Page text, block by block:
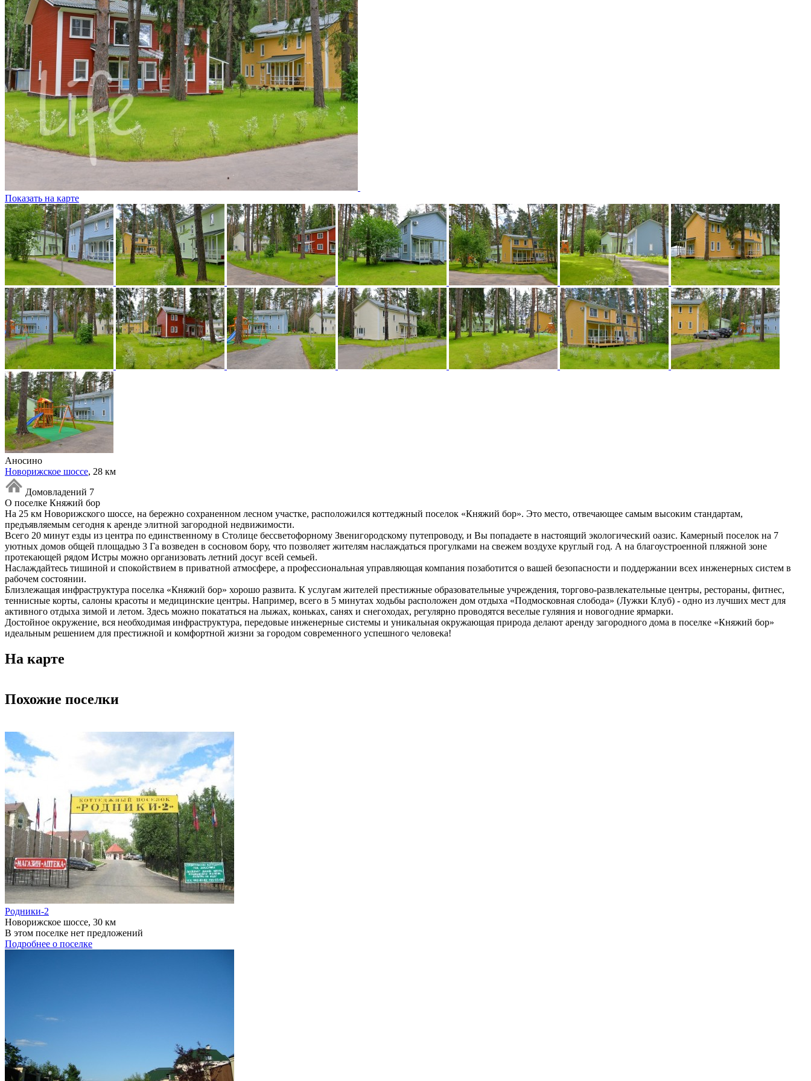
Показать на карте
Аносино
Новорижское шоссе, 28 км
Домовладений 7
О поселке Княжий бор
На 25 км Новорижского шоссе, на бережно сохраненном лесном участке, расположился коттеджный поселок «Княжий бор». Это место, отвечающее самым высоким стандартам,
предъявляемым сегодня к аренде элитной загородной недвижимости.
Всего 20 минут езды из центра по единственному в Столице бессветофорному Звенигородскому путепроводу, и Вы попадаете в настоящий экологический оазис. Камерный поселок на 7
уютных домов общей площадью 3 Га возведен в сосновом бору, что позволяет жителям наслаждаться прогулками на свежем воздухе круглый год. А на благоустроенной пляжной зоне
протекающей рядом Истры можно организовать летний досуг всей семьей.
Наслаждайтесь тишиной и спокойствием в приватной атмосфере, а профессиональная управляющая компания позаботится о вашей безопасности и поддержании всех инженерных систем в
рабочем состоянии.
Близлежащая инфраструктура поселка «Княжий бор» хорошо развита. К услугам жителей престижные образовательные учреждения, торгово-развлекательные центры, рестораны, фитнес,
теннисные корты, салоны красоты и медицинские центры. Например, всего в 5 минутах ходьбы расположен дом отдыха «Подмосковная слобода» (Лужки Клуб) - одно из лучших мест для
активного отдыха зимой и летом. Здесь можно покататься на лыжах, коньках, санях и снегоходах, регулярно проводятся веселые гуляния и новогодние ярмарки.
Достойное окружение, вся необходимая инфраструктура, передовые инженерные системы и уникальная окружающая природа делают аренду загородного дома в поселке «Княжий бор»
идеальным решением для престижной и комфортной жизни за городом современного успешного человека!
На карте
Похожие поселки
Родники-2
Новорижское шоссе, 30 км
В этом поселке нет предложений
Подробнее о поселке